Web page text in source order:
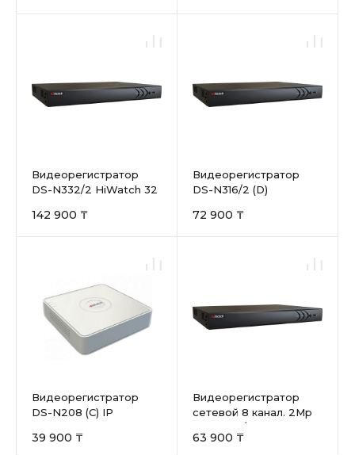
Видеорегистратор
DS-N332/2 HiWatch 32
142 900 ₸
Видеорегистратор
DS-N316/2 (D)
72 900 ₸
Видеорегистратор
DS-N208 (С) IP
39 900 ₸
Видеорегистратор
сетевой 8 канал. 2Mp
DS-N308/2 HiWatch
63 900 ₸